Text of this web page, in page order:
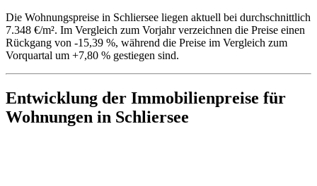
Die Wohnungspreise in Schliersee liegen aktuell bei durchschnittlich
7.348 €/m². Im Vergleich zum Vorjahr verzeichnen die Preise einen
Rückgang von -15,39 %, während die Preise im Vergleich zum
Vorquartal um +7,80 % gestiegen sind.
Entwicklung der Immobilienpreise für
Wohnungen in Schliersee